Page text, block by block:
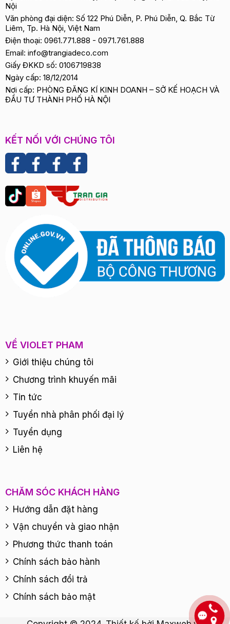
Nội
Văn phòng đại diện: Số 122 Phú Diễn, P. Phú Diễn, Q. Bắc Từ
Liêm, Tp. Hà Nội, Việt Nam
Điện thoại: 0961.771.888 - 0971.761.888
Email: info@trangiadeco.com
Giấy ĐKKD số: 0106719838
Ngày cấp: 18/12/2014
Nơi cấp: PHÒNG ĐĂNG KÍ KINH DOANH – SỞ KẾ HOẠCH VÀ
ĐẦU TƯ THÀNH PHỐ HÀ NỘI
KẾT NỐI VỚI CHÚNG TÔI
VỀ VIOLET PHAM
Giới thiệu chúng tôi
Chương trình khuyến mãi
Tin tức
Tuyển nhà phân phối đại lý
Tuyển dụng
Liên hệ
CHĂM SÓC KHÁCH HÀNG
Hướng dẫn đặt hàng
Vận chuyển và giao nhận
Phương thức thanh toán
Chính sách bảo hành
Chính sách đổi trả
Chính sách bảo mật